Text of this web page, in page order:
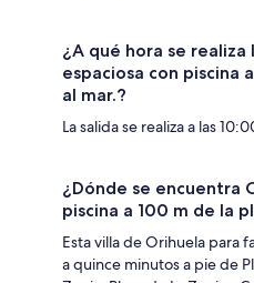
¿A qué hora se realiza
espaciosa con piscina
al mar.?
La salida se realiza a las
¿Dónde se encuentra
piscina a 100 m de la
Esta villa de Orihuela para
a quince minutos a pie de